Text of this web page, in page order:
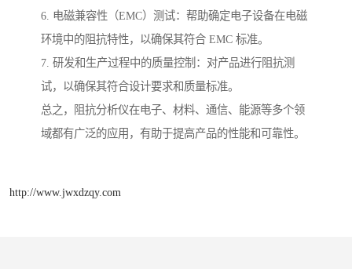
6. 电磁兼容性（EMC）测试：帮助确定电子设备在电磁
环境中的阻抗特性，以确保其符合 EMC 标准。
7. 研发和生产过程中的质量控制：对产品进行阻抗测
试，以确保其符合设计要求和质量标准。
总之，阻抗分析仪在电子、材料、通信、能源等多个领
域都有广泛的应用，有助于提高产品的性能和可靠性。
http://www.jwxdzqy.com